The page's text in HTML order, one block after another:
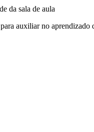
da sala de aula
auxiliar no aprendizado